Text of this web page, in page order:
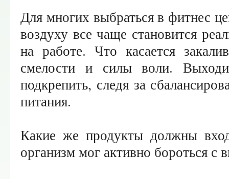
Для многих выбраться в фитнес
воздуху все чаще становится
на работе. Что касается
смелости и силы воли.
подкрепить, следя за
питания.
Какие же продукты должны
организм мог активно бороться с